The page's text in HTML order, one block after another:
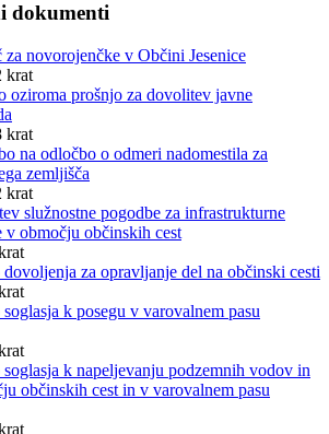
dokumenti
za novorojenčke v Občini Jesenice
krat
oziroma prošnjo za dovolitev javne
krat
na odločbo o odmeri nadomestila za
zemljišča
krat
služnostne pogodbe za infrastrukturne
v območju občinskih cest
za opravljanje del na občinski cesti
k posegu v varovalnem pasu
k napeljevanju podzemnih vodov in
občinskih cest in v varovalnem pasu